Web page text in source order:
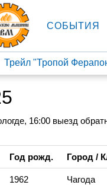
СОБЫТИЯ
Трейл "Тропой
16:00 выезд
Год рожд. Город /
1962 Чагода